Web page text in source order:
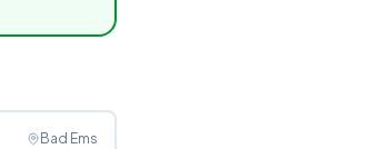
Bad Ems